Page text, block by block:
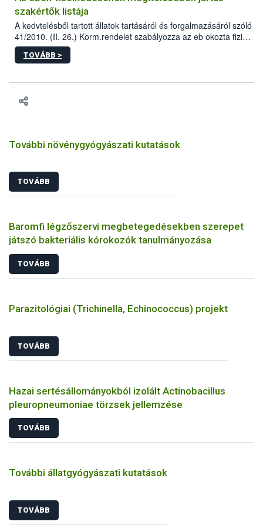
szakértők listája
A kedvtelésből tartott állatok tartásáról és forgalmazásáról szóló
41/2010. (II. 26.) Korm.rendelet szabályozza az eb okozta fizikai
sérülés, illetve ennek veszélye keletkezésekor felmerülő
hatósági feladatokat, valamint a veszélyes eb tartását és annak
vonni az ebek viselkedésének megítélésében jártas szakértőt.
TOVÁBB >
További növénygyógyászati kutatások
TOVÁBB
Baromfi légzőszervi megbetegedésekben szerepet
játszó bakteriális kórokozók tanulmányozása
TOVÁBB
Parazitológiai (Trichinella, Echinococcus) projekt
TOVÁBB
Hazai sertésállományokból izolált Actinobacillus
pleuropneumoniae törzsek jellemzése
TOVÁBB
További állatgyógyászati kutatások
TOVÁBB